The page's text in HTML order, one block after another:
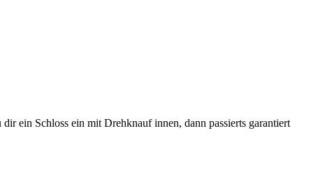
ein Schloss ein mit Drehknauf innen, dann passierts garantiert